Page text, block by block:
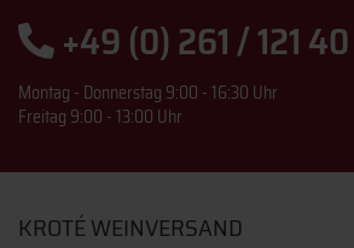
+49 (0) 261 / 121 40
Montag - Donnerstag 9:00 - 16:30 Uhr
Freitag 9:00 - 13:00 Uhr
KROTÉ WEINVERSAND